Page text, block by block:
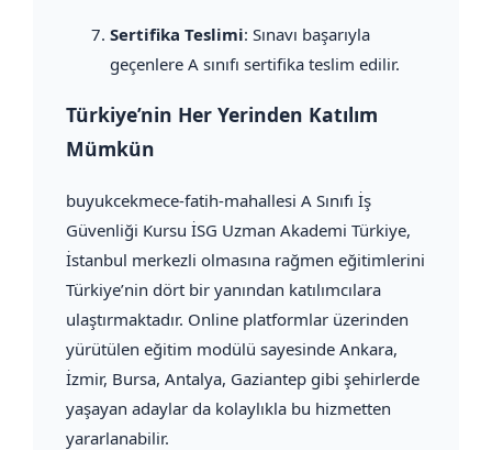
Sertifika Teslimi: Sınavı başarıyla
geçenlere A sınıfı sertifika teslim edilir.
Türkiye’nin Her Yerinden Katılım
Mümkün
buyukcekmece-fatih-mahallesi A Sınıfı İş
Güvenliği Kursu İSG Uzman Akademi Türkiye,
İstanbul merkezli olmasına rağmen eğitimlerini
Türkiye’nin dört bir yanından katılımcılara
ulaştırmaktadır. Online platformlar üzerinden
yürütülen eğitim modülü sayesinde Ankara,
İzmir, Bursa, Antalya, Gaziantep gibi şehirlerde
yaşayan adaylar da kolaylıkla bu hizmetten
yararlanabilir.